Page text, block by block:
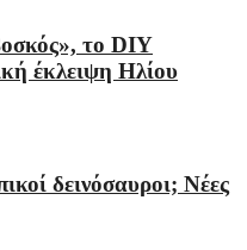
το DIY
έκλειψη Ηλίου
δεινόσαυροι; Νέες